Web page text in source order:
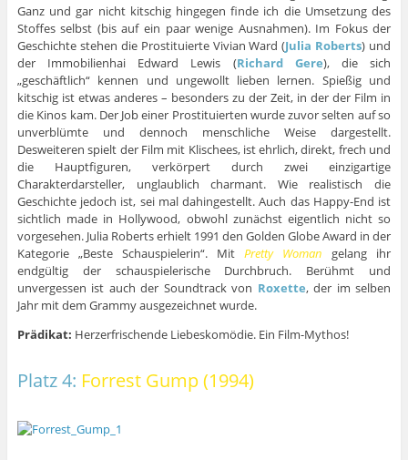
Ganz und gar nicht kitschig hingegen finde ich die Umsetzung des
Stoffes selbst (bis auf ein paar wenige Ausnahmen). Im Fokus der
Geschichte stehen die Prostituierte Vivian Ward (Julia Roberts) und
der Immobilienhai Edward Lewis (Richard Gere), die sich
„geschäftlich“ kennen und ungewollt lieben lernen. Spießig und
kitschig ist etwas anderes – besonders zu der Zeit, in der der Film in
die Kinos kam. Der Job einer Prostituierten wurde zuvor selten auf so
unverblümte und dennoch menschliche Weise dargestellt.
Desweiteren spielt der Film mit Klischees, ist ehrlich, direkt, frech und
die Hauptfiguren, verkörpert durch zwei einzigartige
Charakterdarsteller, unglaublich charmant. Wie realistisch die
Geschichte jedoch ist, sei mal dahingestellt. Auch das Happy-End ist
sichtlich made in Hollywood, obwohl zunächst eigentlich nicht so
vorgesehen. Julia Roberts erhielt 1991 den Golden Globe Award in der
Kategorie „Beste Schauspielerin“. MitPretty Woman gelang ihr
endgültig der schauspielerische Durchbruch. Berühmt und
unvergessen ist auch der Soundtrack von Roxette, der im selben
Jahr mit dem Grammy ausgezeichnet wurde.
Prädikat: Herzerfrischende Liebeskomödie. Ein Film-Mythos!
Platz 4: Forrest Gump (1994)